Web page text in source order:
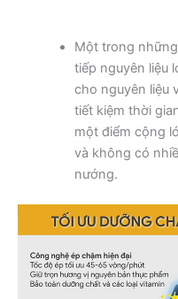
Một trong
tiếp nguyên liệu
cho nguyên liệu
tiết kiệm thời
một điểm cộng
và không có
nướng.